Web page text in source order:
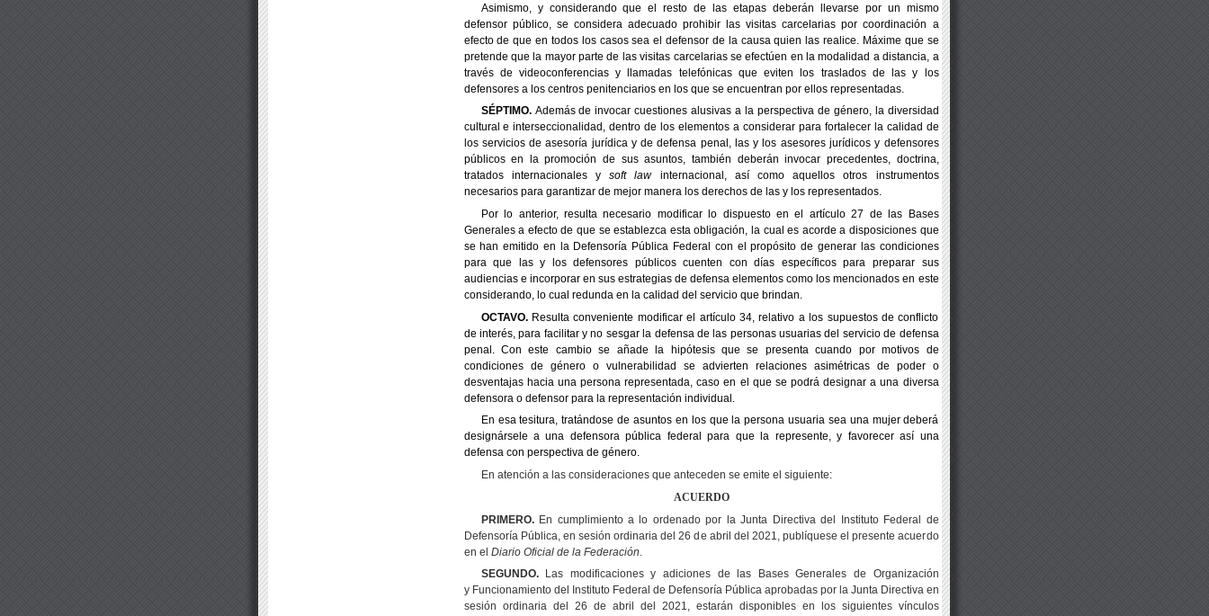
Asimismo, y considerando que el resto de las etapas deberán llevarse por un mismo
defensor público, se considera adecuado prohibir las visitas carcelarias por coordinación a
efecto de que en todos los casos sea el defensor de la causa quien las realice. Máxime que se
pretende que la mayor parte de las visitas carcelarias se efectúen en la modalidad a distancia, a
través de videoconferencias y llamadas telefónicas que eviten los traslados de las y los
defensores a los centros penitenciarios en los que se encuentran por ellos representadas.
SÉPTIMO. Además de invocar cuestiones alusivas a la perspectiva de género, la diversidad
cultural e interseccionalidad, dentro de los elementos a considerar para fortalecer la calidad de
los servicios de asesoría jurídica y de defensa penal, las y los asesores jurídicos y defensores
públicos en la promoción de sus asuntos, también deberán invocar precedentes, doctrina,
tratados internacionales ysoft lawinternacional, así como
aquellos otros instrumentos
necesarios para garantizar de mejor manera los derechos de las y los representados.
Por lo anterior, resulta necesario modificar lo dispuesto en el artículo 27 de las Bases
Generales a efecto de que se establezca esta obligación, la cual es acorde a disposiciones que
se han emitido en la Defensoría Pública Federal con el propósito de generar las condiciones
para que las y los defensores públicos cuenten
con días específicos para preparar sus
audiencias e incorporar en sus estrategias de defensa elementos como los mencionados en este
considerando, lo cual redunda en la calidad del servicio que brindan.
OCTAVO.Resulta conveniente modificar el artículo 34, relativo a los supuestos de conflicto
de interés, para facilitar y no sesgar la defensa de las personas usuarias del servicio de defensa
penal. Con este cambio se añade la hipótesis que se presenta cuando por motivos de
condiciones de género o vulnerabilidad se
advierten relaciones asimétricas de poder o
desventajas hacia una persona representada, caso en el que se podrá designar a una diversa
defensora o defensor para la representación individual.
En esa tesitura, tratándose de asuntos en los que la persona usuaria sea una mujer deberá
designársele a una defensora pública federal para que la represente, y favorecer así una
defensa con perspectiva de género.
En atención a las consideraciones que anteceden se emite el siguiente:
ACUERDO
PRIMERO. En cumplimiento a lo ordenado por la Junta Directiva del Instituto Federal de
Defensoría Pública, en sesión ordinaria del 26 de abril del 2021, publíquese el presente acuerdo
en el Diario Oficial de la Federación
SEGUNDO.
Las modificaciones y adiciones de las Bases Generales de Organización
y Funcionamiento del Instituto Federal de Defensoría Pública aprobadas por la Junta Directiva en
sesión ordinaria del 26 de abril del 2021, estarán disponibles en los siguientes vínculos